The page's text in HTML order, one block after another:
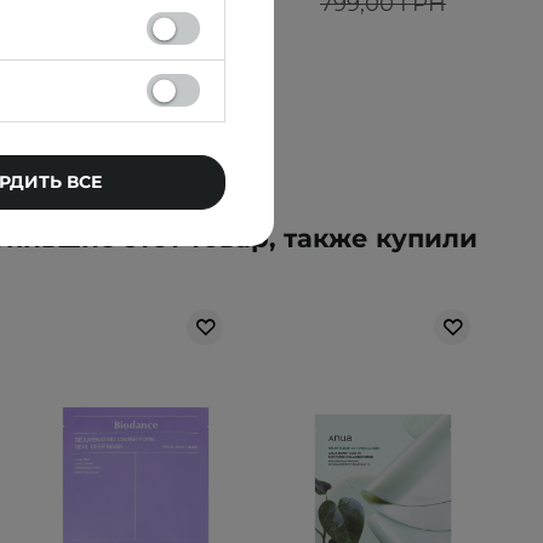
этот товар, также купили
ВСЕ